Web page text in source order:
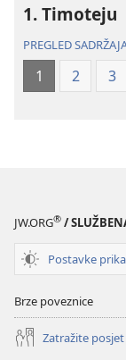
1. Timoteju
PREGLED
1 2 3
JW.ORG® /
Postavke
Brze poveznice
Zatražite posjet